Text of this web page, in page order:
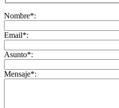
Nombre*:
Email*:
Asunto*:
Mensaje*: